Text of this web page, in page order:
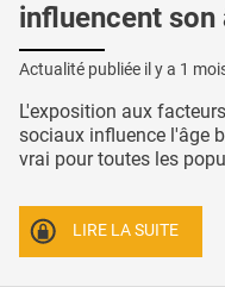
influencent
Actualité publiée il y a 1
L'exposition aux
sociaux influence l'âge
vrai pour toutes les
LIRE LA SUITE